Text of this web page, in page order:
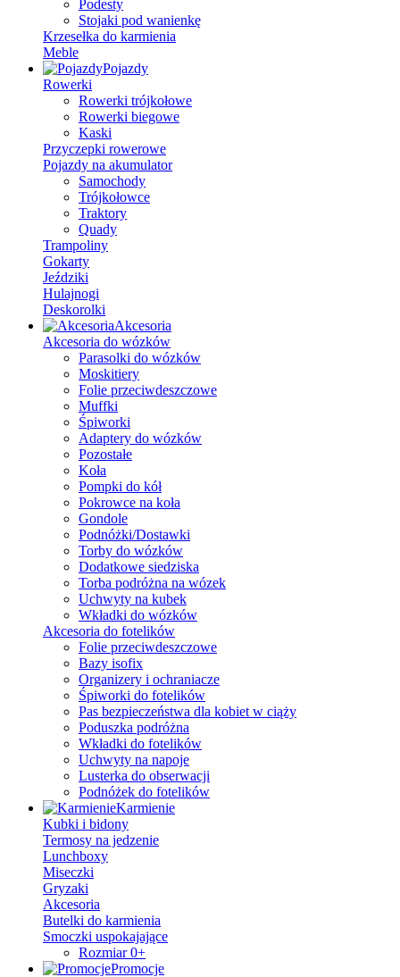
Podesty
Stojaki pod wanienkę
Krzesełka do karmienia
Meble
Pojazdy
Rowerki
Rowerki trójkołowe
Rowerki biegowe
Kaski
Przyczepki rowerowe
Pojazdy na akumulator
Samochody
Trójkołowce
Traktory
Quady
Trampoliny
Gokarty
Jeździki
Hulajnogi
Deskorolki
Akcesoria
Akcesoria do wózków
Parasolki do wózków
Moskitiery
Folie przeciwdeszczowe
Muffki
Śpiworki
Adaptery do wózków
Pozostałe
Koła
Pompki do kół
Pokrowce na koła
Gondole
Podnóżki/Dostawki
Torby do wózków
Dodatkowe siedziska
Torba podróżna na wózek
Uchwyty na kubek
Wkładki do wózków
Akcesoria do fotelików
Folie przeciwdeszczowe
Bazy isofix
Organizery i ochraniacze
Śpiworki do fotelików
Pas bezpieczeństwa dla kobiet w ciąży
Poduszka podróżna
Wkładki do fotelików
Uchwyty na napoje
Lusterka do obserwacji
Podnóżek do fotelików
Karmienie
Kubki i bidony
Termosy na jedzenie
Lunchboxy
Miseczki
Gryzaki
Akcesoria
Butelki do karmienia
Smoczki uspokajające
Rozmiar 0+
Promocje